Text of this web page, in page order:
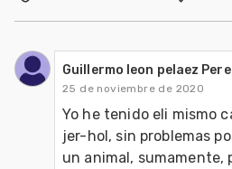
Guillermo leon pelaez
25 de noviembre de 2020
Yo he tenido eli mismo
jer-hol, sin problemas
un animal, sumamente,